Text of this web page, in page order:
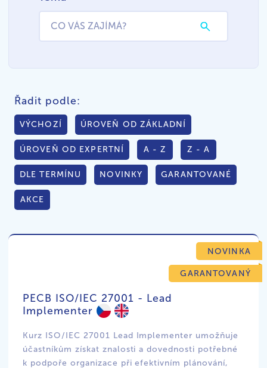
Řadit podle:
VÝCHOZÍ ÚROVEŇ OD ZÁKLADNÍ
ÚROVEŇ OD EXPERTNÍ A - Z Z - A
DLE TERMÍNU NOVINKY GARANTOVANÉ
AKCE
PECB ISO/IEC 27001 - Lead
Implementer
Kurz ISO/IEC 27001 Lead Implementer umožňuje
účastníkům získat znalosti a dovednosti potřebné
k podpoře organizace při efektivním plánování,
NOVINKA
GARANTOVANÝ